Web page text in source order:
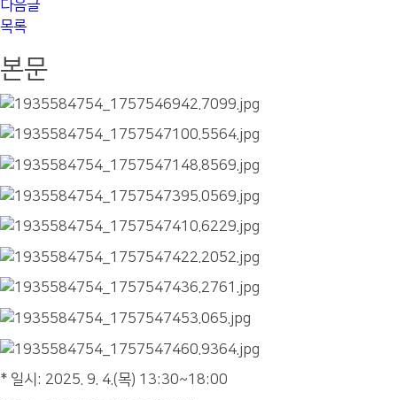
다음글
목록
본문
* 일시: 2025. 9. 4.(목) 13:30~18:00